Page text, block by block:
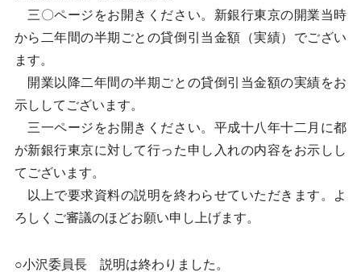
三〇ページをお開きください。新銀行東京の開業当時
から二年間の半期ごとの貸倒引当金額（実績）でござい
ます。
開業以降二年間の半期ごとの貸倒引当金額の実績をお
示ししてございます。
三一ページをお開きください。平成十八年十二月に都
が新銀行東京に対して行った申し入れの内容をお示しし
てございます。
以上で要求資料の説明を終わらせていただきます。よ
ろしくご審議のほどお願い申し上げます。
○小沢委員長 説明は終わりました。